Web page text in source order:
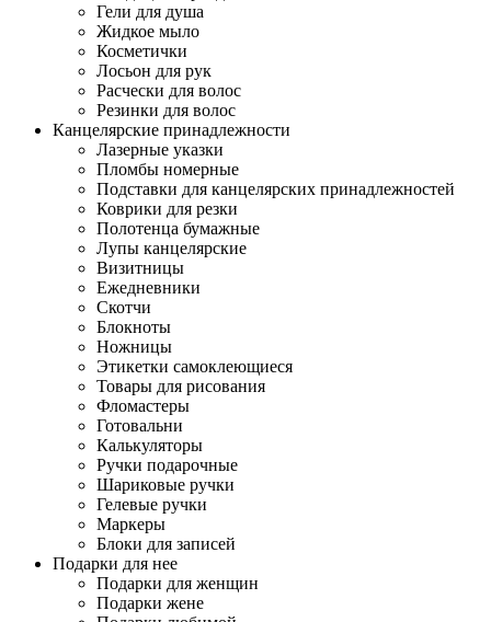
Гели для душа
Жидкое мыло
Косметички
Лосьон для рук
Расчески для волос
Резинки для волос
Канцелярские принадлежности
Лазерные указки
Пломбы номерные
Подставки для канцелярских принадлежностей
Коврики для резки
Полотенца бумажные
Лупы канцелярские
Визитницы
Ежедневники
Скотчи
Блокноты
Ножницы
Этикетки самоклеющиеся
Товары для рисования
Фломастеры
Готовальни
Калькуляторы
Ручки подарочные
Шариковые ручки
Гелевые ручки
Маркеры
Блоки для записей
Подарки для нее
Подарки для женщин
Подарки жене